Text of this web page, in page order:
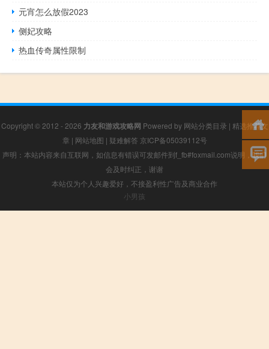
元宵怎么放假2023
侧妃攻略
热血传奇属性限制
Copyright © 2012 - 2026 力友和游戏攻略网 Powered by 网站分类目录 | 精选推荐文
章 | 网站地图 | 疑难解答 京ICP备05039112号
声明：本站内容来自互联网，如信息有错误可发邮件到f_fb#foxmail.com说明，我们
会及时纠正，谢谢
本站仅为个人兴趣爱好，不接盈利性广告及商业合作
小男孩